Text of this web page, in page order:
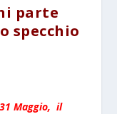
parte
specchio
Maggio, il